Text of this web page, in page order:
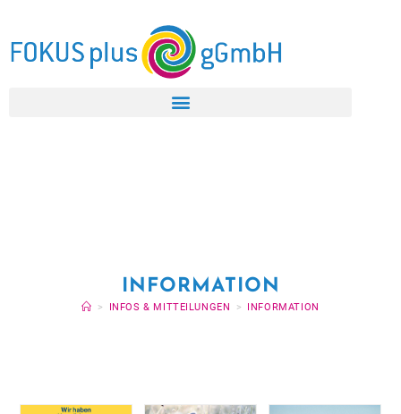
INFORMATION
> INFOS & MITTEILUNGEN > INFORMATION